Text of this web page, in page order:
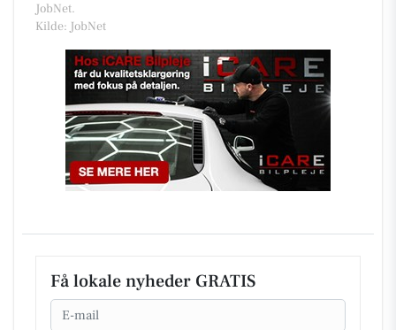
JobNet.
Kilde: JobNet
Få lokale nyheder GRATIS
Email